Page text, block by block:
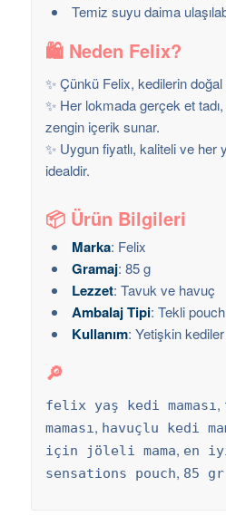
Temiz suyu daima
🛍️ Neden Felix?
✨ Çünkü Felix, kedilerin
✨ Her lokmada gerçek et
zengin içerik sunar.
✨ Uygun fiyatlı, kaliteli ve
idealdir.
📦 Ürün Bilgileri
Marka: Felix
Gramaj: 85 g
Lezzet: Tavuk ve havuç
Ambalaj Tipi: Tekli
Kullanım: Yetişkin
🔎
felix yaş kedi maması,
maması, havuçlu kedi
için jöleli mama, en
sensations pouch, 85 gr